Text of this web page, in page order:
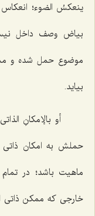
ینعکسُ الضوء؛
بیاض وصف داخل
موضوع حمل شده و
بیاید.
أو بالإمکانِ
حملش به امکان
ماهیت باشد؛ در
خارجی که ممکن